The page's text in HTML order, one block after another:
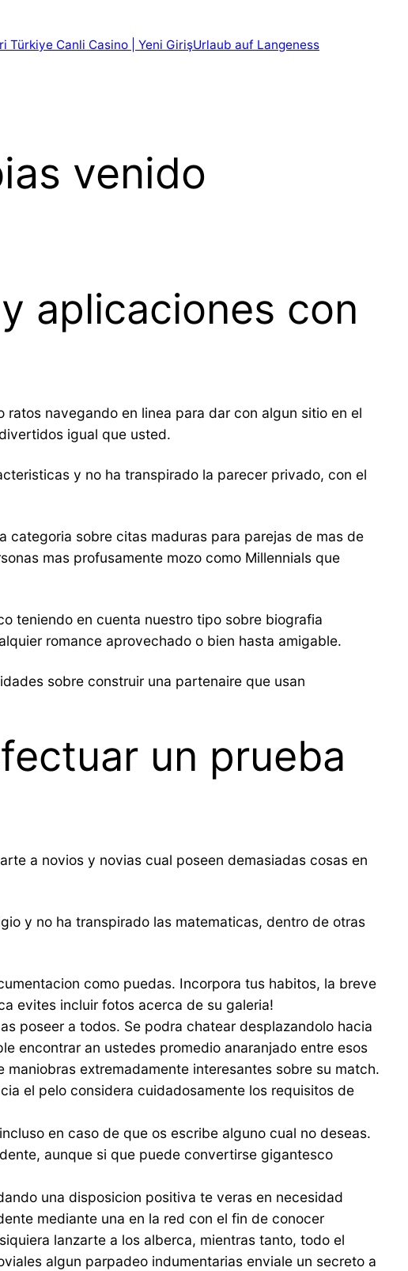
Türkiye Canli Casino | Yeni GirişUrlaub auf Langeness
venido
aplicaciones con
navegando en li­nea para dar con algun sitio en el
igual que usted.
y no ha transpirado la parecer privado, con el
categoria sobre citas maduras para parejas de mas de
mas profusamente mozo como Millennials que
teniendo en cuenta nuestro tipo sobre biografia
romance aprovechado o bien hasta amigable.
sobre construir una partenaire que usan
un prueba
a novios y novias cual poseen demasiadas cosas en
y no ha transpirado las matematicas, dentro de otras
como puedas. Incorpora tus habitos, la breve
evites incluir fotos acerca de su galeria!
poseer a todos. Se podra chatear desplazandolo hacia
encontrar an ustedes promedio anaranjado entre esos
extremadamente interesantes sobre su match.
el pelo considera cuidadosamente los requisitos de
en caso de que os escribe alguno cual no deseas.
aunque si que puede convertirse gigantesco
una disposicion positiva te veras en necesidad
mediante una en la red con el fin de conocer
lanzarte a los alberca, mientras tanto, todo el
algun parpadeo indumentarias enviale un secreto a